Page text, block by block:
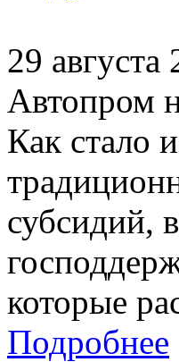
29 августа
Автопром
Как стало
субсидий,
которые
Подробнее